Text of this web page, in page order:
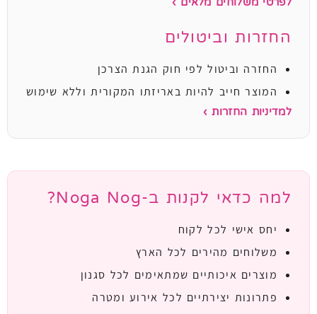
החזרות וביטולים
החזרה וביטול לפי חוק הגנת הצרכן
המוצר חייב להיות באריזתו המקורית וללא שימוש
למדיניות החזרות ›
למה כדאי לקנות ב-Noga Nog?
יחס אישי לכל לקוח
משלוחים מהירים לכל הארץ
מוצרים איכותיים שמתאימים לכל סגנון
פתרונות יצירתיים לכל אירוע ומטרה